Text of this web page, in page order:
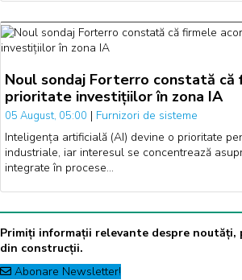
Noul sondaj Forterro constată că
prioritate investițiilor în zona IA
05 August, 05:00 | Furnizori de sisteme
Inteligența artificială (AI) devine o prioritate
industriale, iar interesul se concentrează
integrate în procese…
Primiți informații relevante despre
din construcții.
Abonare Newsletter!